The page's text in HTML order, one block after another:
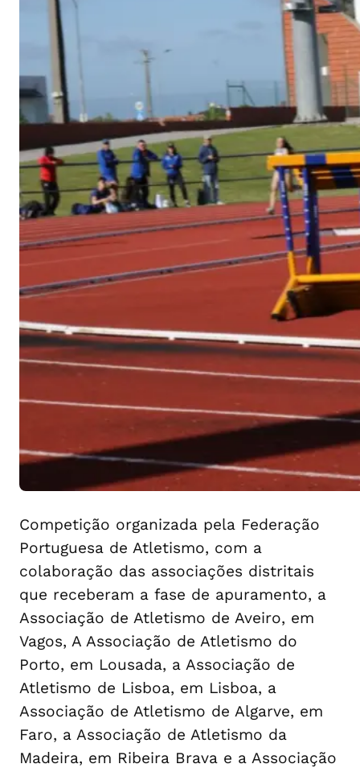
Competição organizada pela Federação
Portuguesa de Atletismo, com a
colaboração das associações distritais
que receberam a fase de apuramento, a
Associação de Atletismo de Aveiro, em
Vagos, A Associação de Atletismo do
Porto, em Lousada, a Associação de
Atletismo de Lisboa, em Lisboa, a
Associação de Atletismo de Algarve, em
Faro, a Associação de Atletismo da
Madeira, em Ribeira Brava e a Associação